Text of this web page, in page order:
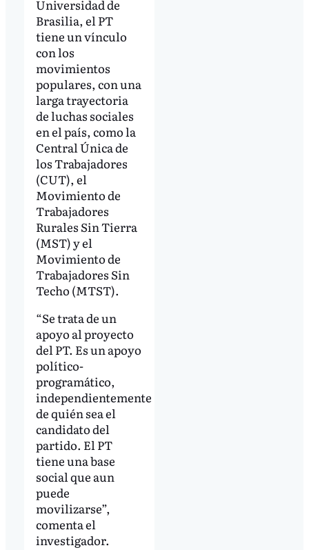
Universidad de
Brasilia, el PT
tiene un vínculo
con los
movimientos
populares, con una
larga trayectoria
de luchas sociales
en el país, como la
Central Única de
los Trabajadores
(CUT), el
Movimiento de
Trabajadores
Rurales Sin Tierra
(MST) y el
Movimiento de
Trabajadores Sin
Techo (MTST).
“Se trata de un
apoyo al proyecto
del PT. Es un apoyo
político-
programático,
independientemente
de quién sea el
candidato del
partido. El PT
tiene una base
social que aun
puede
movilizarse”,
comenta el
investigador.